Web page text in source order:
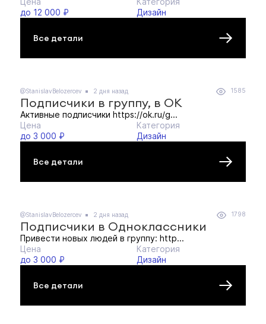
до 12 000 ₽
Дизайн
Все детали
@StanislavBelozercev 2 дня назад 1585
Подписчики в группу, в ОК
Активные подписчики https://ok.ru/g...
Цена
до 3 000 ₽
Категория
Дизайн
Все детали
@StanislavBelozercev 2 дня назад 1798
Подписчики в Одноклассники
Привести новых людей в группу: http...
Цена
до 3 000 ₽
Категория
Дизайн
Все детали